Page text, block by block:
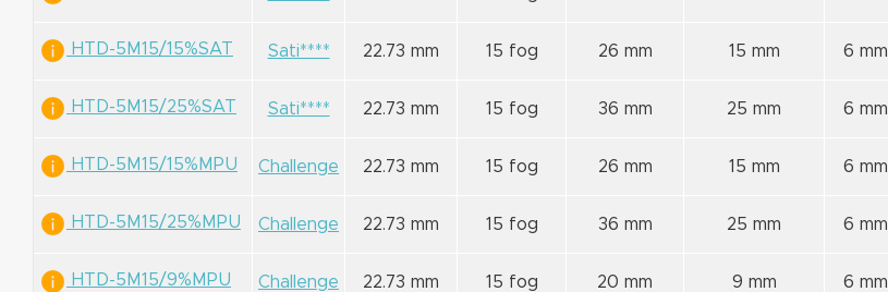
HTD-5M15/15%SAT Sati**** 22.73 mm 15 fog 26 mm 15 mm 6 mm
HTD-5M15/25%SAT Sati**** 22.73 mm 15 fog 36 mm 25 mm 6 mm
HTD-5M15/15%MPU Challenge 22.73 mm 15 fog 26 mm 15 mm 6 mm
HTD-5M15/25%MPU Challenge 22.73 mm 15 fog 36 mm 25 mm 6 mm
HTD-5M15/9%MPU Challenge 22.73 mm 15 fog 20 mm 9 mm 6 mm